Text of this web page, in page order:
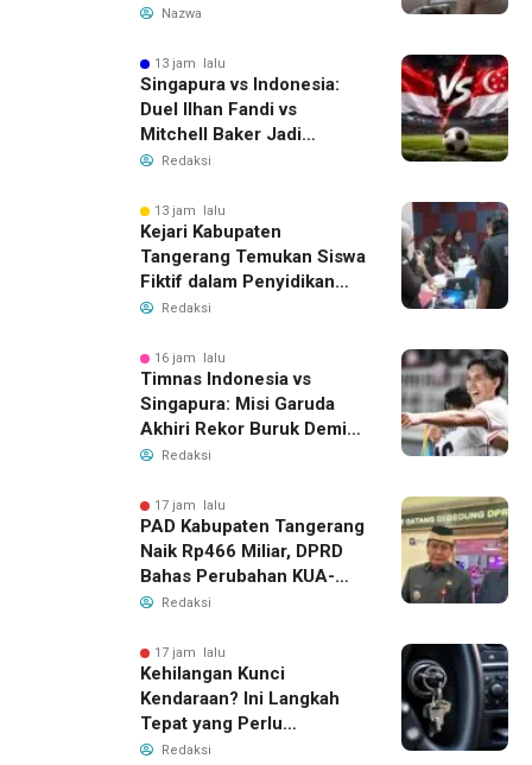
Langkah Antisipasi Krisis
Nazwa
13 jam lalu
Singapura vs Indonesia:
Duel Ilhan Fandi vs
Mitchell Baker Jadi
Sorotan di Piala AFF 2026
Redaksi
13 jam lalu
Kejari Kabupaten
Tangerang Temukan Siswa
Fiktif dalam Penyidikan
Dana BOP PKBM
Redaksi
16 jam lalu
Timnas Indonesia vs
Singapura: Misi Garuda
Akhiri Rekor Buruk Demi
Tiket Semifinal Piala AFF
Redaksi
17 jam lalu
PAD Kabupaten Tangerang
Naik Rp466 Miliar, DPRD
Bahas Perubahan KUA-
PPAS 2026
Redaksi
17 jam lalu
Kehilangan Kunci
Kendaraan? Ini Langkah
Tepat yang Perlu
Dilakukan
Redaksi